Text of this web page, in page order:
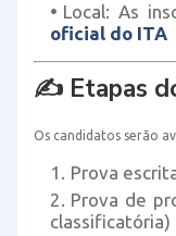
Local: As
oficial do ITA
✍️ Etapas
Os candidatos serão
Prova
Prova de
classificatória)